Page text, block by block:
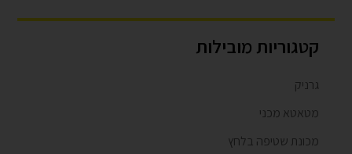
קטגוריות מובילות
גרניק
מטאטא מכני
מכונת שטיפה בלחץ